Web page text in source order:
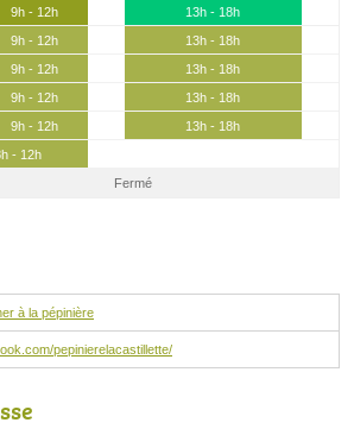
9h - 12h
13h - 18h
9h - 12h
13h - 18h
9h - 12h
13h - 18h
9h - 12h
13h - 18h
9h - 12h
13h - 18h
- 12h
Fermé
à la pépinière
pepinierelacastillette/